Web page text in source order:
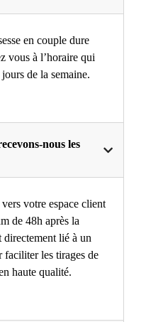
en couple dure
vous à l’horaire qui
de la semaine.
nous les
votre espace client
de 48h après la
directement lié à un
faciliter les tirages de
haute qualité.